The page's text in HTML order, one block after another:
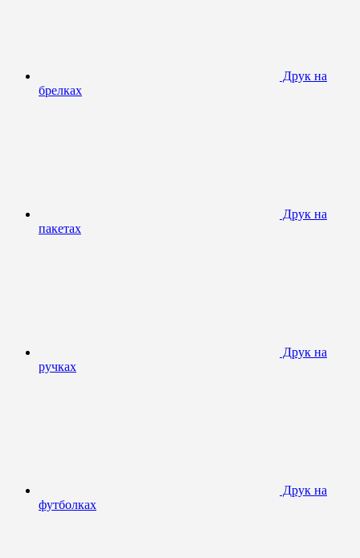
Друк на
брелках
Друк на
пакетах
Друк на
ручках
Друк на
футболках